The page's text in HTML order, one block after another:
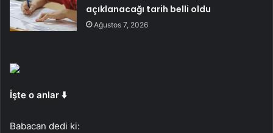
açıklanacağı tarih belli oldu
Ağustos 7, 2026
İşte o anlar ⬇️
Babacan dedi ki: